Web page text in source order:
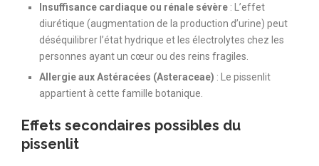
Insuffisance cardiaque ou rénale sévère : L’effet
diurétique (augmentation de la production d’urine) peut
déséquilibrer l’état hydrique et les électrolytes chez les
personnes ayant un cœur ou des reins fragiles.
Allergie aux Astéracées (Asteraceae) : Le pissenlit
appartient à cette famille botanique.
Effets secondaires possibles du
pissenlit